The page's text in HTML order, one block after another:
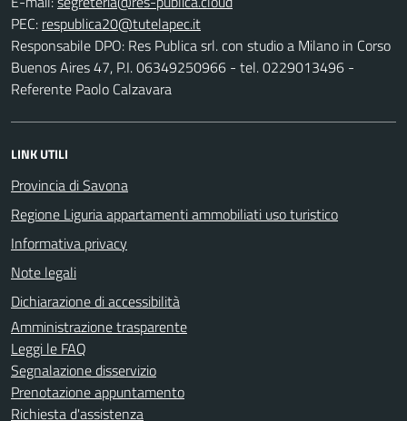
PEC:
Responsabile DPO: Res Publica srl. con studio a Milano in Corso
Buenos Aires 47, P.I. 06349250966 - tel. 0229013496 -
Referente Paolo Calzavara
LINK UTILI
Provincia di Savona
Regione Liguria appartamenti ammobiliati uso turistico
Informativa privacy
Note legali
Dichiarazione di accessibilità
Amministrazione trasparente
Leggi le FAQ
Segnalazione disservizio
Prenotazione appuntamento
Richiesta d'assistenza